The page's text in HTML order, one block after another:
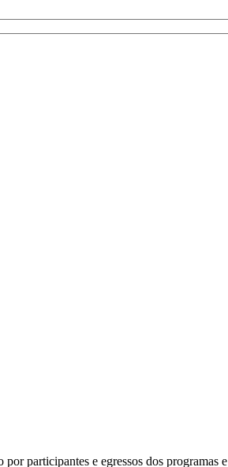
participantes e egressos dos programas